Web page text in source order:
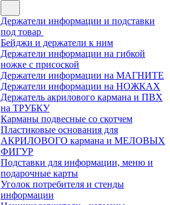
Держатели информации и подставки
под товар
Бейджи и держатели к ним
Держатели информации на гибкой
ножке с присоской
Держатели информации на МАГНИТЕ
Держатели информации на НОЖКАХ
Держатель акрилового кармана и ПВХ
на ТРУБКУ
Карманы подвесные со скотчем
Пластиковые основания для
АКРИЛОВОГО кармана и МЕЛОВЫХ
ФИГУР
Подставки для информации, меню и
подарочные карты
Уголок потребителя и стенды
информации